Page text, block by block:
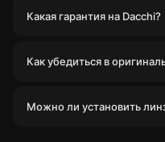
Какая гарантия на Dacchi?
Как убедиться в
Можно ли установить